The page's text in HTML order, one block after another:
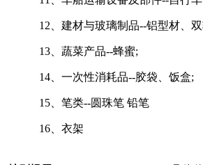
12、建材与玻璃制品--铝型材、
13、蔬菜产品--蜂蜜;
14、一次性消耗品--胶袋、饭盒;
15、笔类--圆珠笔 铅笔
16、衣架